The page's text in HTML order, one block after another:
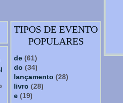
TIPOS DE EVENTO
POPULARES
de (61)
do (34)
lançamento (28)
livro (28)
e (19)